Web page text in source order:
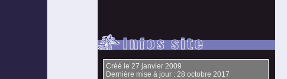
Créé le 27 janvier 2009
Dernière mise à jour : 28 octobre 2017